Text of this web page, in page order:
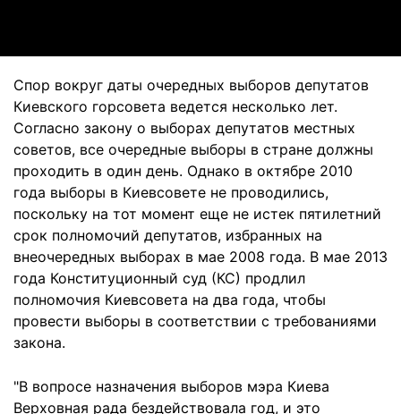
Спор вокруг даты очередных выборов депутатов
Киевского горсовета ведется несколько лет.
Согласно закону о выборах депутатов местных
советов, все очередные выборы в стране должны
проходить в один день. Однако в октябре 2010
года выборы в Киевсовете не проводились,
поскольку на тот момент еще не истек пятилетний
срок полномочий депутатов, избранных на
внеочередных выборах в мае 2008 года. В мае 2013
года Конституционный суд (КС) продлил
полномочия Киевсовета на два года, чтобы
провести выборы в соответствии с требованиями
закона.
"В вопросе назначения выборов мэра Киева
Верховная рада бездействовала год, и это